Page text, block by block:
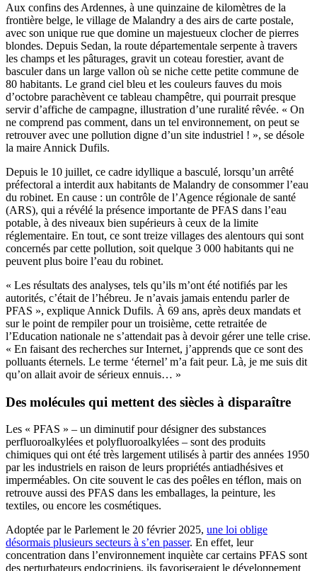
Aux confins des Ardennes, à une quinzaine de kilomètres de la
frontière belge, le village de Malandry a des airs de carte postale,
avec son unique rue que domine un majestueux clocher de pierres
blondes. Depuis Sedan, la route départementale serpente à travers
les champs et les pâturages, gravit un coteau forestier, avant de
basculer dans un large vallon où se niche cette petite commune de
80 habitants. Le grand ciel bleu et les couleurs fauves du mois
d’octobre parachèvent ce tableau champêtre, qui pourrait presque
servir d’affiche de campagne, illustration d’une ruralité rêvée. « On
ne comprend pas comment, dans un tel environnement, on peut se
retrouver avec une pollution digne d’un site industriel ! », se désole
la maire Annick Dufils.
Depuis le 10 juillet, ce cadre idyllique a basculé, lorsqu’un arrêté
préfectoral a interdit aux habitants de Malandry de consommer l’eau
du robinet. En cause : un contrôle de l’Agence régionale de santé
(ARS), qui a révélé la présence importante de PFAS dans l’eau
potable, à des niveaux bien supérieurs à ceux de la limite
réglementaire. En tout, ce sont treize villages des alentours qui sont
concernés par cette pollution, soit quelque 3 000 habitants qui ne
peuvent plus boire l’eau du robinet.
« Les résultats des analyses, tels qu’ils m’ont été notifiés par les
autorités, c’était de l’hébreu. Je n’avais jamais entendu parler de
PFAS », explique Annick Dufils. À 69 ans, après deux mandats et
sur le point de rempiler pour un troisième, cette retraitée de
l’Education nationale ne s’attendait pas à devoir gérer une telle crise.
« En faisant des recherches sur Internet, j’apprends que ce sont des
polluants éternels. Le terme ‘éternel’ m’a fait peur. Là, je me suis dit
qu’on allait avoir de sérieux ennuis… »
Des molécules qui mettent des siècles à disparaître
Les « PFAS » – un diminutif pour désigner des substances
perfluoroalkylées et polyfluoroalkylées – sont des produits
chimiques qui ont été très largement utilisés à partir des années 1950
par les industriels en raison de leurs propriétés antiadhésives et
imperméables. On cite souvent le cas des poêles en téflon, mais on
retrouve aussi des PFAS dans les emballages, la peinture, les
textiles, ou encore les cosmétiques.
Adoptée par le Parlement le 20 février 2025, une loi oblige
désormais plusieurs secteurs à s’en passer. En effet, leur
concentration dans l’environnement inquiète car certains PFAS sont
des perturbateurs endocriniens, ils favoriseraient le développement